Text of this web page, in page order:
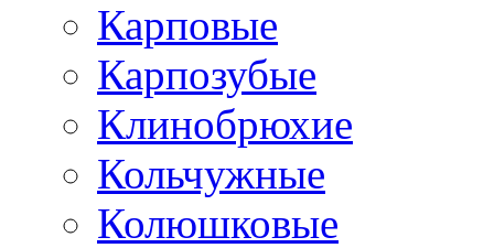
Карповые
Карпозубые
Клинобрюхие
Кольчужные
Колюшковые